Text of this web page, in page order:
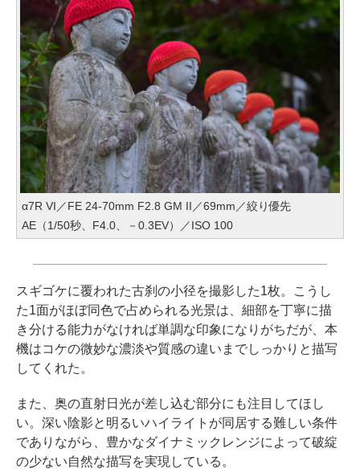
α7R VI／FE 24-70mm F2.8 GM II／69mm／絞り優先
AE（1/50秒、F4.0、－0.3EV）／ISO 100
スギゴケに覆われた古刹の小径を撮影した1枚。こうし
た1面がほぼ同色で占められる光景は、細部を丁寧に描
き分ける能力がなければ単調な印象になりがちだが、本
機はコケの微妙な濃淡や質感の違いまでしっかりと描写
してくれた。
また、奥の直射日光が差し込む部分にも注目してほし
い。深い陰影と明るいハイライトが同居する難しい条件
でありながら、豊かなダイナミックレンジによって破綻
の少ない自然な描写を実現している。